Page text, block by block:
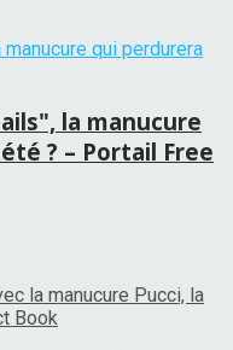
la manucure
? – Portail Free